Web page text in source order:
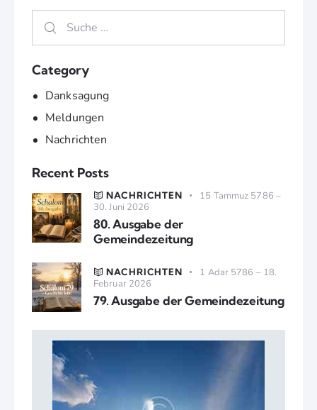
Category
Danksagung
Meldungen
Nachrichten
Recent Posts
NACHRICHTEN
15 Tammuz 5786 –
30. Juni 2026
80. Ausgabe der
Gemeindezeitung
NACHRICHTEN
1 Adar 5786 – 18.
Februar 2026
79. Ausgabe der Gemeindezeitung